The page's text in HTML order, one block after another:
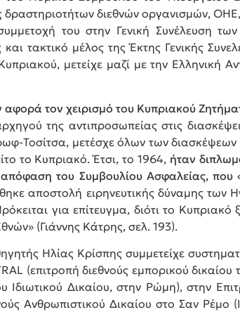
διεθνών οργανισμών,
του στην Γενική Συνέλευση
και τακτικό μέλος της Έκτης Γενικής
μετείχε μαζί με την Ελληνική
αφορά τον χειρισμό του Κυπριακού
της αντιπροσωπείας στις
Τοσίτσα, μετέσχε όλων των
το Κυπριακό. Έτσι, το 1964, ήταν
του Συμβουλίου Ασφαλείας, που
αποστολή ειρηνευτικής δύναμης
για επίτευγμα, διότι το
(Γιάννης Κάτρης, σελ. 193).
Ηλίας Κρίσπης συμμετείχε
(επιτροπή διεθνούς εμπορικού
Ιδιωτικού Δικαίου, στην Ρώμη), στην
Ανθρωπιστικού Δικαίου στο Σαν